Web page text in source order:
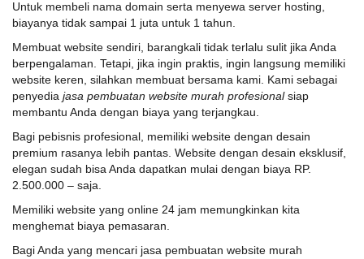
Untuk membeli nama domain serta menyewa server hosting,
biayanya tidak sampai 1 juta untuk 1 tahun.
Membuat website sendiri, barangkali tidak terlalu sulit jika Anda
berpengalaman. Tetapi, jika ingin praktis, ingin langsung memiliki
website keren, silahkan membuat bersama kami. Kami sebagai
penyedia jasa pembuatan website murah profesionalsiap
membantu Anda dengan biaya yang terjangkau.
Bagi pebisnis profesional, memiliki website dengan desain
premium rasanya lebih pantas. Website dengan desain eksklusif,
elegan sudah bisa Anda dapatkan mulai dengan biaya RP.
2.500.000 – saja.
Memiliki website yang online 24 jam memungkinkan kita
menghemat biaya pemasaran.
Bagi Anda yang mencari jasa pembuatan website murah